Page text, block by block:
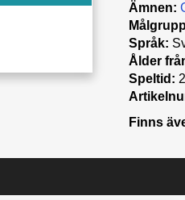
Ämnen:
Språk:
Ålder
Speltid:
Finns